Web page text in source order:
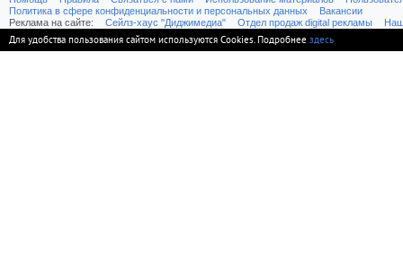
Политика в сфере конфиденциальности и персональных данных
Вакансии
Реклама на сайте:
Cейлз-хаус "Диджимедиа" Отдел продаж digital рекламы
Для удобства пользования сайтом используются Cookies. Подробнее здесь